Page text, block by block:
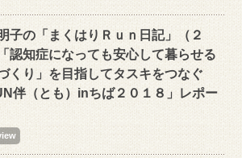
子の「まくはりＲｕｎ日記」（２
認知症になっても安心して暮らせる
くり」を目指してタスキをつなぐ
伴（とも）inちば２０１８」レポー